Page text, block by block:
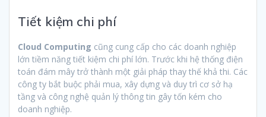
Tiết kiệm chi phí
Cloud Computing cũng cung cấp cho các doanh nghiệp
lớn tiềm năng tiết kiệm chi phí lớn. Trước khi hệ thống điện
toán đám mây trở thành một giải pháp thay thế khả thi. Các
công ty bắt buộc phải mua, xây dựng và duy trì cơ sở hạ
tầng và công nghệ quản lý thông tin gây tốn kém cho
doanh nghiệp.